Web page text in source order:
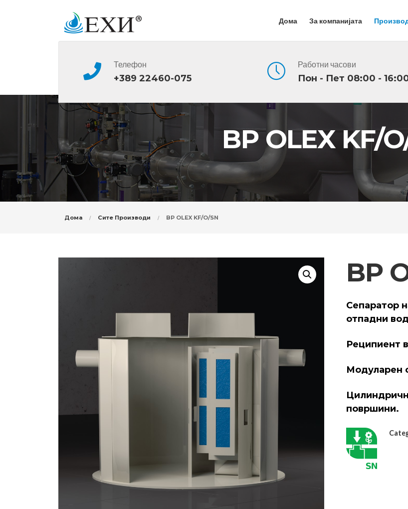
Дома За компанијата
Телефон
+389 22460-075
Работни часови
Пон - Пет 08:00 -
BP OLEX KF/
Дома Сите Производи BP OLEX KF/O/SN
BP
Сепаратор
отпадни
Реципиент
Модуларен
површини.